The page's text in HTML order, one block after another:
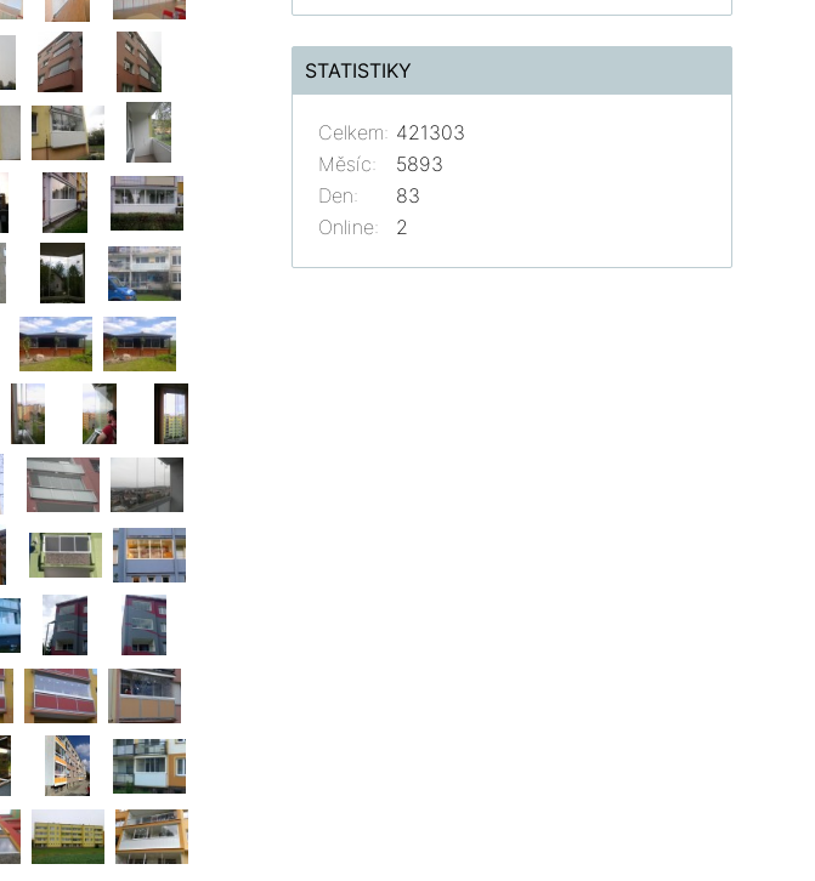
STATISTIKY
Online: 2
Celkem: 421303
Měsíc:
5893
Den:
83